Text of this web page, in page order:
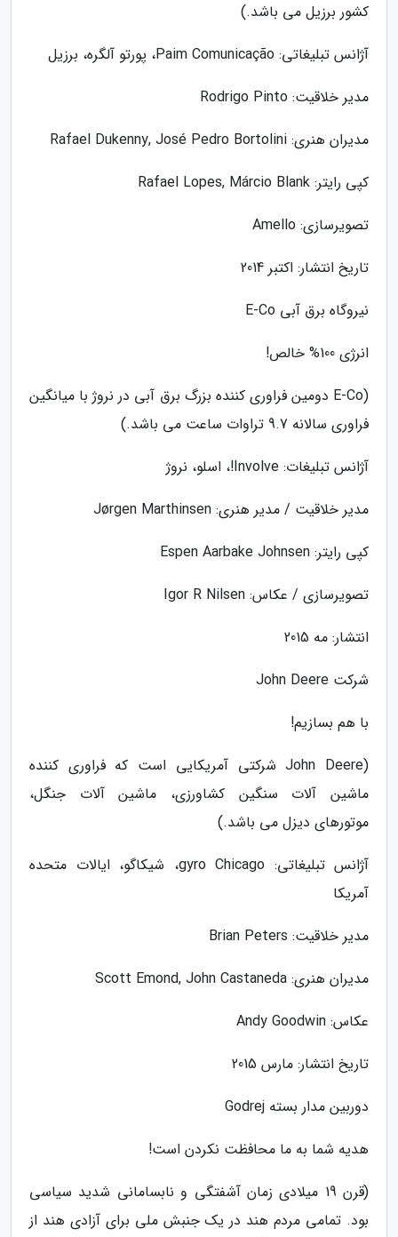
کشور برزیل می باشد.)
آژانس تبلیغاتی: Paim Comunicação، پورتو آلگره، برزیل
مدیر خلاقیت: Rodrigo Pinto
مدیران هنری: Rafael Dukenny, José Pedro Bortolini
کپی رایتر: Rafael Lopes, Márcio Blank
تصویرسازی: Amello
تاریخ انتشار: اکتبر 2014
نیروگاه برق آبی E-Co
انرژی 100% خالص!
(E-Co دومین فراوری کننده بزرگ برق آبی در نروژ با میانگین
فراوری سالانه 9.7 تراوات ساعت می باشد.)
آژانس تبلیغات: Involve!، اسلو، نروژ
مدیر خلاقیت / مدیر هنری: Jørgen Marthinsen
کپی رایتر: Espen Aarbake Johnsen
تصویرسازی / عکاس: Igor R Nilsen
انتشار: مه 2015
شرکت John Deere
با هم بسازیم!
(John Deere شرکتی آمریکایی است که فراوری کننده
ماشین آلات سنگین کشاورزی، ماشین آلات جنگل،
موتورهای دیزل می باشد.)
آژانس تبلیغاتی: gyro Chicago، شیکاگو، ایالات متحده
آمریکا
مدیر خلاقیت: Brian Peters
مدیران هنری: Scott Emond, John Castaneda
عکاس: Andy Goodwin
تاریخ انتشار: مارس 2015
دوربین مدار بسته Godrej
هدیه شما به ما محافظت نکردن است!
(قرن 19 میلادی زمان آشفتگی و نابسامانی شدید سیاسی
بود. تمامی مردم هند در یک جنبش ملی برای آزادی هند از